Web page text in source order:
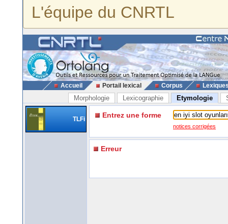
L'équipe du CNRTL
Accueil Portail lexical Corpus
Morphologie Lexicographie Etymologie
TLFi Entrez une forme
notices corrigées
Erreur